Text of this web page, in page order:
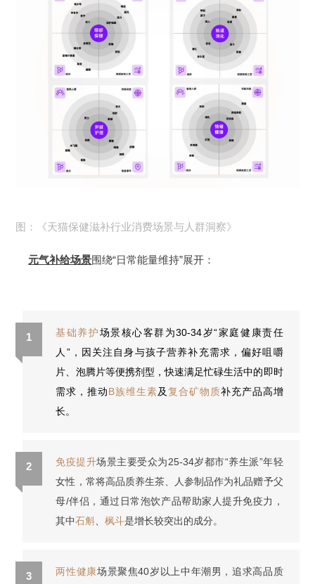
图：《天猫保健滋补行业消费场景与人群洞察》
元气补给场景围绕“日常能量维持”展开：
1 基础养护场景核心客群为30-34岁“家庭健康责任
人”，因关注自身与孩子营养补充需求，偏好咀嚼
片、泡腾片等便携剂型，快速满足忙碌生活中的即时
需求，推动B族维生素及复合矿物质补充产品高增
长。
2 免疫提升场景主要受众为25-34岁都市“养生派”年轻
女性，常将高品质养生茶、人参制品作为礼品赠予父
母/伴侣，通过日常泡饮产品帮助家人提升免疫力，
其中石斛 、枫斗是增长较突出的成分。
3 两性健康场景聚焦40岁以上中年潮男，追求高品质